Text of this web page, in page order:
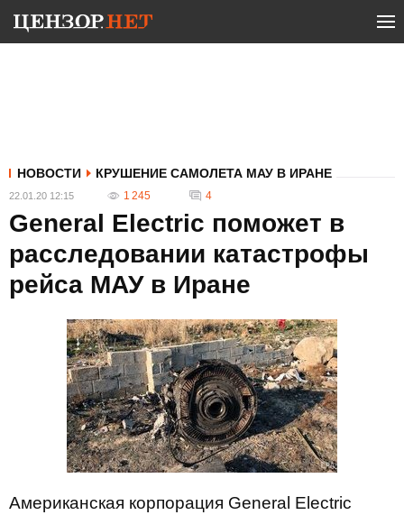
НОВОСТИ КРУШЕНИЕ САМОЛЕТА МАУ В ИРАНЕ
22.01.20 12:15 1 245 4
General Electric поможет в
расследовании катастрофы
рейса МАУ в Иране
Американская корпорация General Electric